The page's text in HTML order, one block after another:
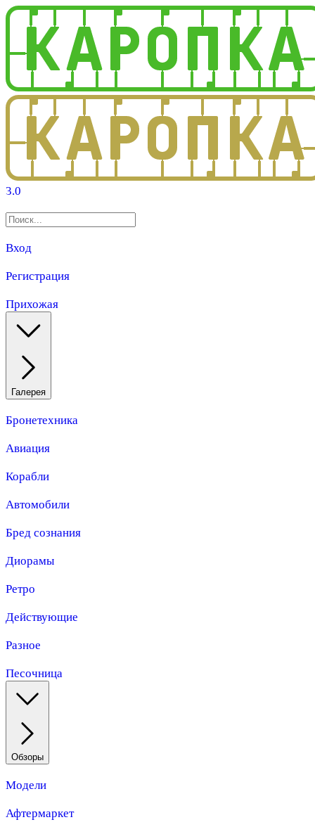
3.0
Вход
Регистрация
Прихожая
Галерея
Бронетехника
Авиация
Корабли
Автомобили
Бред сознания
Диорамы
Ретро
Действующие
Разное
Песочница
Обзоры
Модели
Афтермаркет